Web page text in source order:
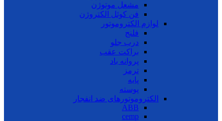
مشعل موتوژن
فن کوئل الکتروژن
لوازم الکتروموتور
فلنج
درب جلو
براکت عقب
پروانه باد
ترمز
پایه
پوسته
الکتروموتورهای ضد انفجار
ABB
cemp